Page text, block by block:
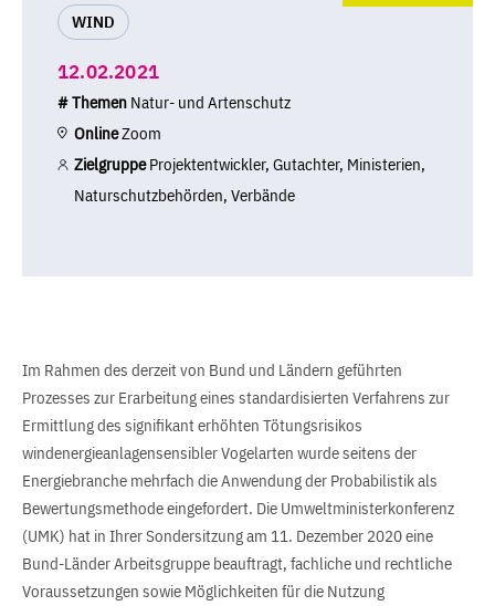
WIND
12.02.2021
# Themen Natur- und Artenschutz
OnlineZoom
ZielgruppeProjektentwickler, Gutachter, Ministerien,
Naturschutzbehörden, Verbände
Im Rahmen des derzeit von Bund und Ländern geführten
Prozesses zur Erarbeitung eines standardisierten Verfahrens zur
Ermittlung des signifikant erhöhten Tötungsrisikos
windenergieanlagensensibler Vogelarten wurde seitens der
Energiebranche mehrfach die Anwendung der Probabilistik als
Bewertungsmethode eingefordert. Die Umweltministerkonferenz
(UMK) hat in Ihrer Sondersitzung am 11. Dezember 2020 eine
Bund-Länder Arbeitsgruppe beauftragt, fachliche und rechtliche
Voraussetzungen sowie Möglichkeiten für die Nutzung